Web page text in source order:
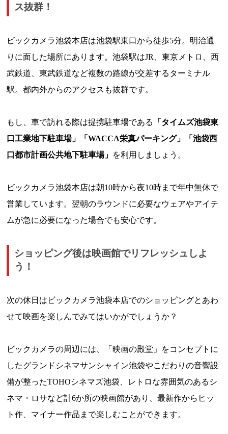
ス抜群！
ビックカメラ池袋本店は池袋駅東口から徒歩5分。明治通
りに面した場所にあります。池袋駅はJR、東京メトロ、西
武鉄道、東武鉄道など複数の路線が交差するターミナル
駅。都内外からのアクセスも抜群です。
もし、車で訪れる際は提携駐車場である
「タイムズ池袋東
口工業地下駐車場」「WACCA栄真パーキング」「池袋西
口都市計画公共地下駐車場」 を利用しましょう。
ビックカメラ池袋本店は朝10時から夜10時まで年中無休で
営業しています。翌朝のラウンドに必要なウェアやアイテ
ムが急に必要になった場合でも安心です。
ショッピング後は映画館でリフレッシュしよ
う！
次の休日はビックカメラ池袋本店でのショッピングとあわ
せて映画を楽しんでみてはいかがでしょうか？
ビックカメラの周辺には、「映画の殿堂」をコンセプトに
したグランドシネマサンシャイン池袋やこだわりの音響設
備が整ったTOHOシネマズ池袋、レトロな雰囲気のあるシ
ネマ・ロサなど計6か所の映画館があり、最新作からヒッ
ト作、マイナー作品まで楽しむことができます。